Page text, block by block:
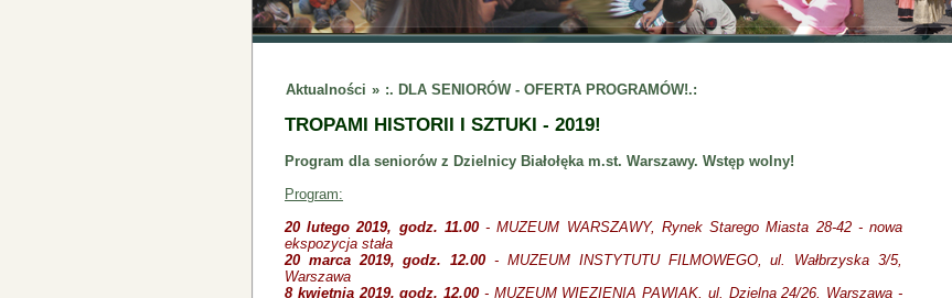
Aktualności » :. DLA SENIORÓW - OFERTA PROGRAMÓW!.:
TROPAMI HISTORII I SZTUKI - 2019!
Program dla seniorów z Dzielnicy Białołęka m.st. Warszawy. Wstęp wolny!
Program:
20 lutego 2019, godz. 11.00- MUZEUM WARSZAWY, Rynek Starego Miasta 28-42 - nowa
ekspozycja stała
20 marca 2019, godz. 12.00 - MUZEUM INSTYTUTU FILMOWEGO, ul. Wałbrzyska 3/5,
Warszawa
8 kwietnia 2019, godz. 12.00 - MUZEUM WIĘZIENIA PAWIAK, ul. Dzielna 24/26, Warszawa -